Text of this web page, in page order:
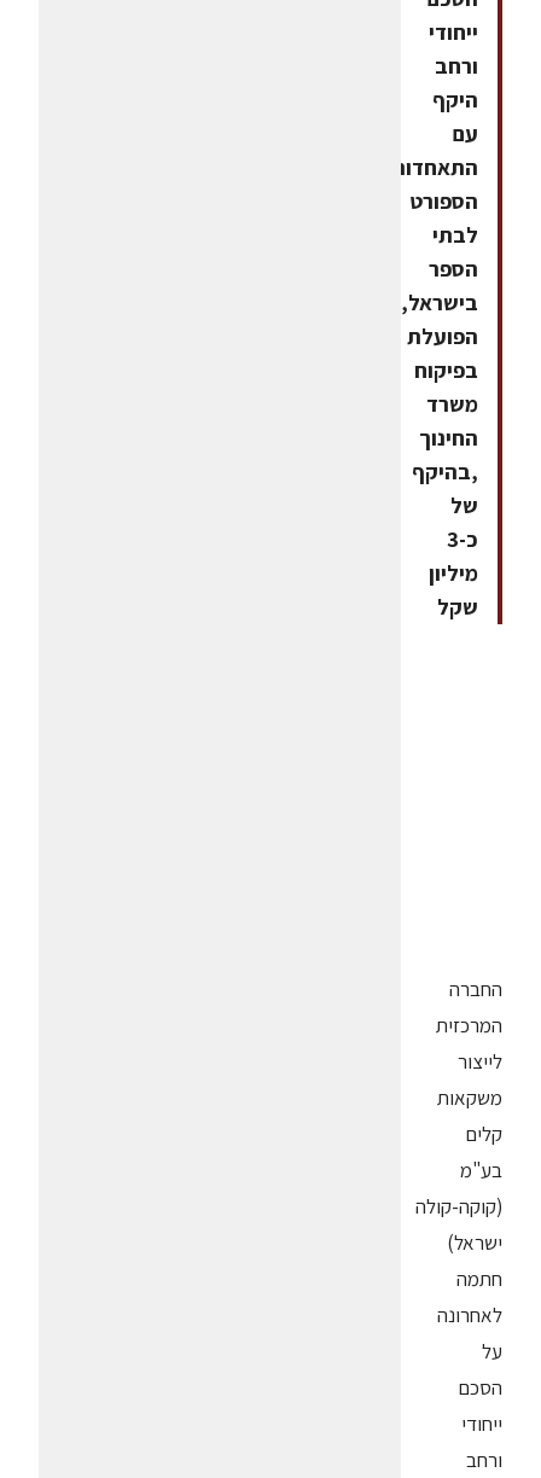
ייחודי
ורחב
היקף
עם
התאחדות
הספורט
לבתי
הספר
בישראל,
הפועלת
בפיקוח
משרד
החינוך
,בהיקף
של
כ-3
מיליון
שקל
החברה
המרכזית
לייצור
משקאות
קלים
בע"מ
(קוקה-קולה
ישראל)
חתמה
לאחרונה
על
הסכם
ייחודי
ורחב